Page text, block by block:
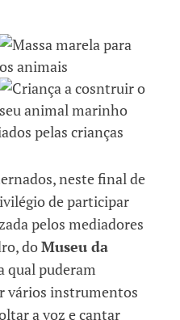
neste final de
de participar
pelos mediadores
doMuseu da
qual puderam
vários instrumentos
a voz e cantar